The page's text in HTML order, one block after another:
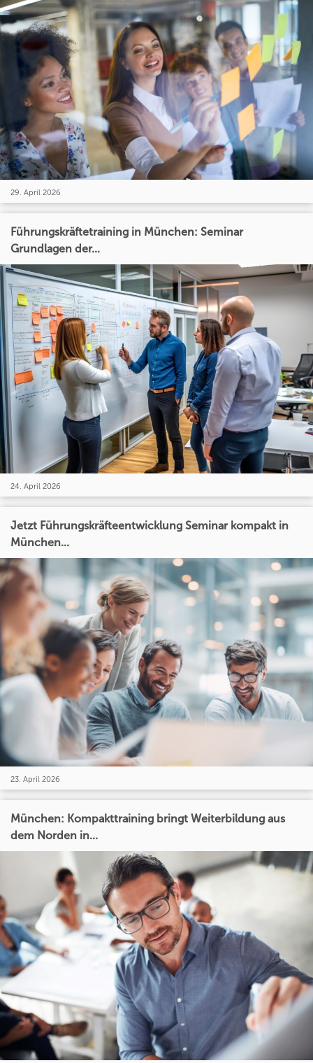
29. April 2026
Führungskräftetraining in München: Seminar
Grundlagen der...
24. April 2026
Jetzt Führungskräfteentwicklung Seminar kompakt in
München...
23. April 2026
München: Kompakttraining bringt Weiterbildung aus
dem Norden in...